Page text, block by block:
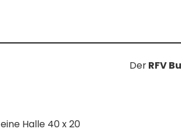
DerRFV
eine Halle 40 x 20